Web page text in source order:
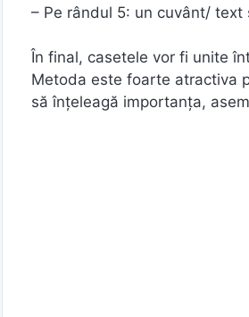
– Pe rândul 5: un cuvânt/
În final, casetele vor fi unite
Metoda este foarte atractiva
să înţeleagă importanţa,